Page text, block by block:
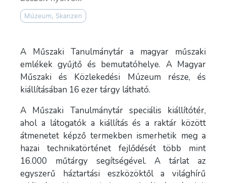
Múzeum, Skanzen
A Műszaki Tanulmánytár a magyar műszaki
emlékek gyűjtő és bemutatóhelye. A Magyar
Műszaki és Közlekedési Múzeum része, és
kiállításában 16 ezer tárgy látható.
A Műszaki Tanulmánytár speciális kiállítótér,
ahol a látogatók a kiállítás és a raktár között
átmenetet képző termekben ismerhetik meg a
hazai technikatörténet fejlődését több mint
16.000 műtárgy segítségével. A tárlat az
egyszerű háztartási eszközöktől a világhírű